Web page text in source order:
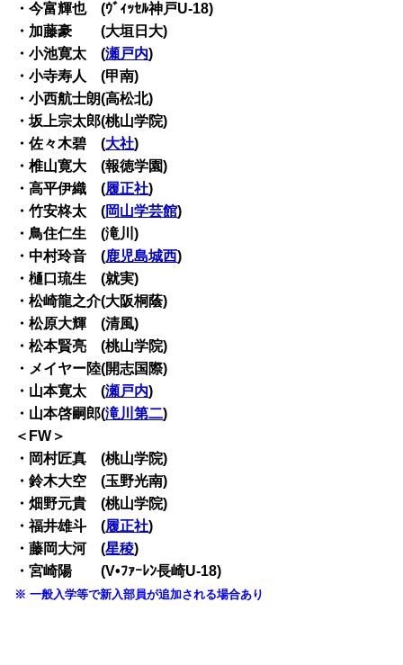
・今富輝也 (ｳﾞｨｯｾﾙ神戸U-18)
・加藤豪 (大垣日大)
・小池寛太 (瀬戸内)
・小寺寿人 (甲南)
・小西航士朗(高松北)
・坂上宗太郎(桃山学院)
・佐々木碧 (大社)
・椎山寛大 (報徳学園)
・高平伊織 (履正社)
・竹安柊太 (岡山学芸館)
・鳥住仁生 (滝川)
・中村玲音 (鹿児島城西)
・樋口琉生 (就実)
・松崎龍之介(大阪桐蔭)
・松原大輝 (清風)
・松本賢亮 (桃山学院)
・メイヤー陸(開志国際)
・山本寛太 (瀬戸内)
・山本啓嗣郎(滝川第二)
＜FW＞
・岡村匠真 (桃山学院)
・鈴木大空 (玉野光南)
・畑野元貴 (桃山学院)
・福井雄斗 (履正社)
・藤岡大河 (星稜)
・宮崎陽 (V•ﾌｧｰﾚﾝ長崎U-18)
※ 一般入学等で新入部員が追加される場合あり